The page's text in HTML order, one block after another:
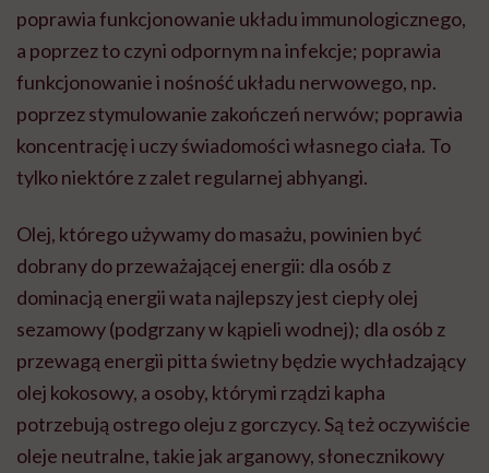
poprawia funkcjonowanie układu immunologicznego,
a poprzez to czyni odpornym na infekcje; poprawia
funkcjonowanie i nośność układu nerwowego, np.
poprzez stymulowanie zakończeń nerwów; poprawia
koncentrację i uczy świadomości własnego ciała. To
tylko niektóre z zalet regularnej abhyangi.
Olej, którego używamy do masażu, powinien być
dobrany do przeważającej energii: dla osób z
dominacją energii wata najlepszy jest ciepły olej
sezamowy (podgrzany w kąpieli wodnej); dla osób z
przewagą energii pitta świetny będzie wychładzający
olej kokosowy, a osoby, którymi rządzi kapha
potrzebują ostrego oleju z gorczycy. Są też oczywiście
oleje neutralne, takie jak arganowy, słonecznikowy